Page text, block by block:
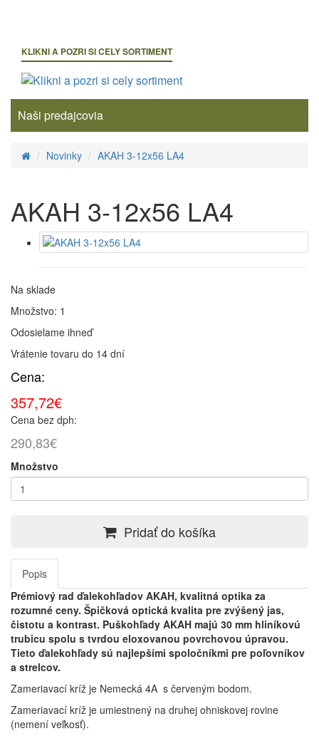
KLIKNI A POZRI SI CELY SORTIMENT
Naši predajcovia
Novinky AKAH 3-12x56 LA4
AKAH 3-12x56 LA4
Na sklade
Množstvo: 1
Odosielame ihneď
Vrátenie tovaru do 14 dní
Cena:
357,72€
Cena bez dph:
290,83€
Množstvo
Pridať do košíka
Popis
Prémiový rad ďalekohľadov AKAH, kvalitná optika za
rozumné ceny. Špičková optická kvalita pre zvýšený jas,
čistotu a kontrast. Puškohľady AKAH majú 30 mm hliníkovú
trubicu spolu s tvrdou eloxovanou povrchovou úpravou.
Tieto ďalekohľady sú najlepšími spoločníkmi pre poľovníkov
a strelcov.
Zameriavací kríž je Nemecká 4A s červeným bodom.
Zameriavací kríž je umiestnený na druhej ohniskovej rovine
(nemení veľkosť).